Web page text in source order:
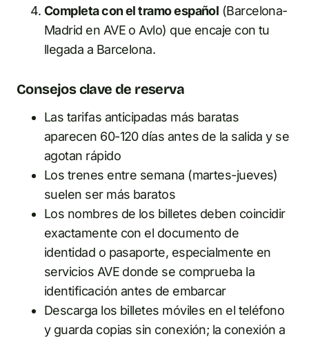
Completa con el tramo español (Barcelona-
Madrid en AVE o Avlo) que encaje con tu
llegada a Barcelona.
Consejos clave de reserva
Las tarifas anticipadas más baratas
aparecen 60-120 días antes de la salida y se
agotan rápido
Los trenes entre semana (martes-jueves)
suelen ser más baratos
Los nombres de los billetes deben coincidir
exactamente con el documento de
identidad o pasaporte, especialmente en
servicios AVE donde se comprueba la
identificación antes de embarcar
Descarga los billetes móviles en el teléfono
y guarda copias sin conexión; la conexión a